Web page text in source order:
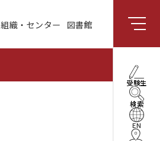
組織・センター 図書館
受験生
検索
EN